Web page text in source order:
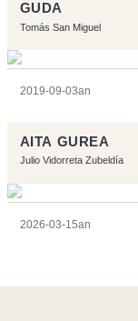
GUDA
Tomás San Miguel
2019-09-03an
AITA GUREA
Julio Vidorreta Zubeldía
2026-03-15an